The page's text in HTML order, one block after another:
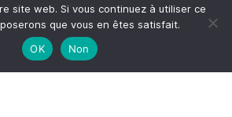
Me suivre sur Instagram
site web. Si vous continuez à utiliser ce
que vous en êtes satisfait.
OK
Non